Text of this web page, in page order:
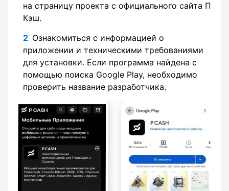
на страницу проекта с официального сайта П
Кэш.
Ознакомиться с информацией о
приложении и техническими требованиями
для установки. Если программа найдена с
помощью поиска Google Play, необходимо
проверить название разработчика.